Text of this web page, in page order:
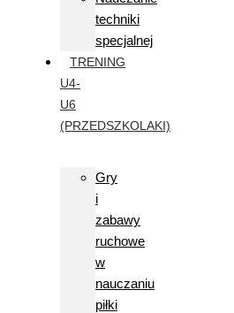
techniki
specjalnej
TRENING
U4-
U6
(PRZEDSZKOLAKI)
Gry
i
zabawy
ruchowe
w
nauczaniu
piłki